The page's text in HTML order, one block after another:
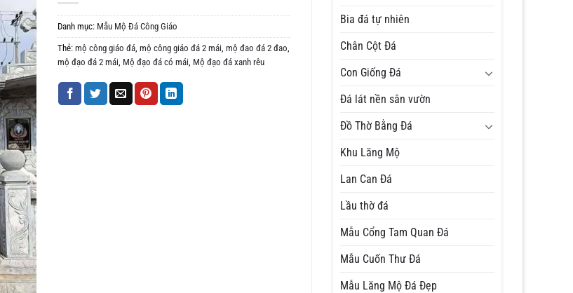
Bia đá tự nhiên
Chân Cột Đá
Con Giống Đá
Đá lát nền sân vườn
Đồ Thờ Bằng Đá
Khu Lăng Mộ
Lan Can Đá
Lầu thờ đá
Mẫu Cổng Tam Quan Đá
Mẫu Cuốn Thư Đá
Mẫu Lăng Mộ Đá Đẹp
Danh mục: Mẫu Mộ Đá Công Giáo
Thẻ: mộ công giáo đá, mộ công giáo đá 2 mái mộ đao đá 2 đao
mộ đạo đá 2 mái Mộ đạo đá có mái Mộ đạo đá xanh rêu